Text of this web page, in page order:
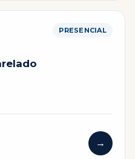
PRESENCIAL
→